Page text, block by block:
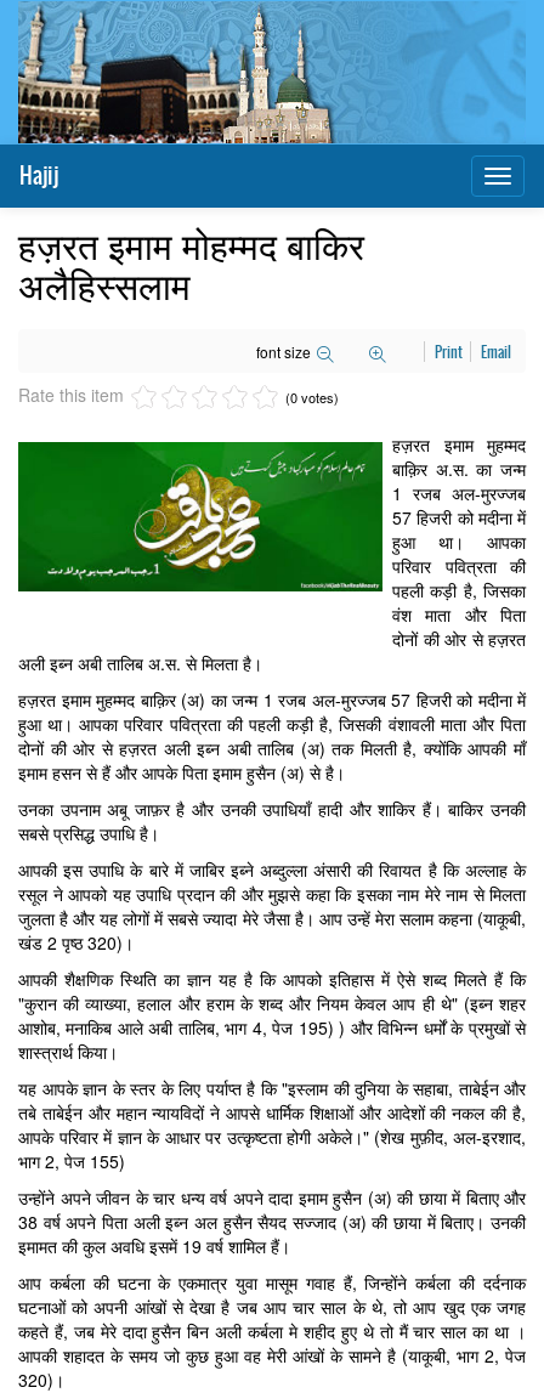
Hajij
हज़रत इमाम मोहम्मद बाकिर
अलैहिस्सलाम
font size Print Email
Rate this item (0 votes)
हज़रत इमाम मुहम्मद
बाक़िर अ.स. का जन्म
1 रजब अल-मुरज्जब
57 हिजरी को मदीना में
हुआ था। आपका
परिवार पवित्रता की
पहली कड़ी है, जिसका
वंश माता और पिता
दोनों की ओर से हज़रत
अली इब्न अबी तालिब अ.स. से मिलता है।
हज़रत इमाम मुहम्मद बाक़िर (अ) का जन्म 1 रजब अल-मुरज्जब 57 हिजरी को मदीना में
हुआ था। आपका परिवार पवित्रता की पहली कड़ी है, जिसकी वंशावली माता और पिता
दोनों की ओर से हज़रत अली इब्न अबी तालिब (अ) तक मिलती है, क्योंकि आपकी माँ
इमाम हसन से हैं और आपके पिता इमाम हुसैन (अ) से है।
उनका उपनाम अबू जाफ़र है और उनकी उपाधियाँ हादी और शाकिर हैं। बाकिर उनकी
सबसे प्रसिद्ध उपाधि है।
आपकी इस उपाधि के बारे में जाबिर इब्ने अब्दुल्ला अंसारी की रिवायत है कि अल्लाह के
रसूल ने आपको यह उपाधि प्रदान की और मुझसे कहा कि इसका नाम मेरे नाम से मिलता
जुलता है और यह लोगों में सबसे ज्यादा मेरे जैसा है। आप उन्हें मेरा सलाम कहना (याकूबी,
खंड 2 पृष्ठ 320)।
आपकी शैक्षणिक स्थिति का ज्ञान यह है कि आपको इतिहास में ऐसे शब्द मिलते हैं कि
"कुरान की व्याख्या, हलाल और हराम के शब्द और नियम केवल आप ही थे" (इब्न शहर
आशोब, मनाकिब आले अबी तालिब, भाग 4, पेज 195) ) और विभिन्न धर्मों के प्रमुखों से
शास्त्रार्थ किया।
यह आपके ज्ञान के स्तर के लिए पर्याप्त है कि "इस्लाम की दुनिया के सहाबा, ताबेईन और
तबे ताबेईन और महान न्यायविदों ने आपसे धार्मिक शिक्षाओं और आदेशों की नकल की है,
आपके परिवार में ज्ञान के आधार पर उत्कृष्टता होगी अकेले।" (शेख मुफ़ीद, अल-इरशाद,
भाग 2, पेज 155)
उन्होंने अपने जीवन के चार धन्य वर्ष अपने दादा इमाम हुसैन (अ) की छाया में बिताए और
38 वर्ष अपने पिता अली इब्न अल हुसैन सैयद सज्जाद (अ) की छाया में बिताए। उनकी
इमामत की कुल अवधि इसमें 19 वर्ष शामिल हैं।
आप कर्बला की घटना के एकमात्र युवा मासूम गवाह हैं, जिन्होंने कर्बला की दर्दनाक
घटनाओं को अपनी आंखों से देखा है जब आप चार साल के थे, तो आप खुद एक जगह
कहते हैं, जब मेरे दादा हुसैन बिन अली कर्बला मे शहीद हुए थे तो मैं चार साल का था ।
आपकी शहादत के समय जो कुछ हुआ वह मेरी आंखों के सामने है (याकूबी, भाग 2, पेज
320)।